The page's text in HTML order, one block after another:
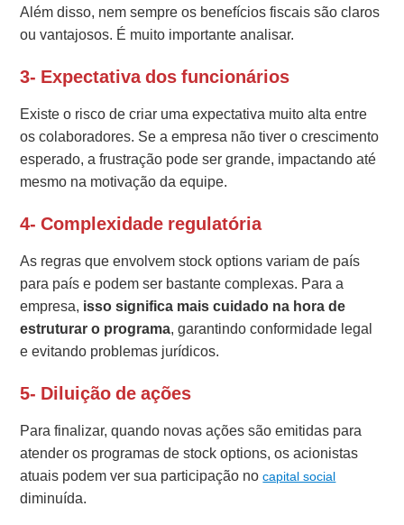
Além disso, nem sempre os benefícios fiscais são claros
ou vantajosos. É muito importante analisar.
3- Expectativa dos funcionários
Existe o risco de criar uma expectativa muito alta entre
os colaboradores. Se a empresa não tiver o crescimento
esperado, a frustração pode ser grande, impactando até
mesmo na motivação da equipe.
4- Complexidade regulatória
As regras que envolvem stock options variam de país
para país e podem ser bastante complexas. Para a
empresa, isso significa mais cuidado na hora de
estruturar o programa, garantindo conformidade legal
e evitando problemas jurídicos.
5- Diluição de ações
Para finalizar, quando novas ações são emitidas para
atender os programas de stock options, os acionistas
atuais podem ver sua participação nocapital social
diminuída.